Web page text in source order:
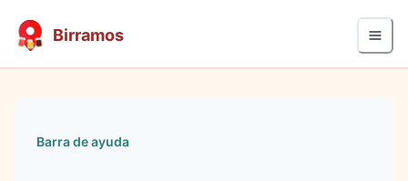
Birramos
Barra de ayuda